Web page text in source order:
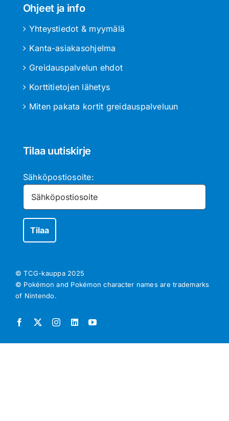
Ohjeet ja info
Yhteystiedot & myymälä
Kanta-asiakasohjelma
Greidauspalvelun ehdot
Korttitietojen lähetys
Miten pakata kortit greidauspalveluun
Tilaa uutiskirje
Sähköpostiosoite:
© TCG-kauppa 2025
© Pokémon and Pokémon character names are trademarks
of Nintendo.